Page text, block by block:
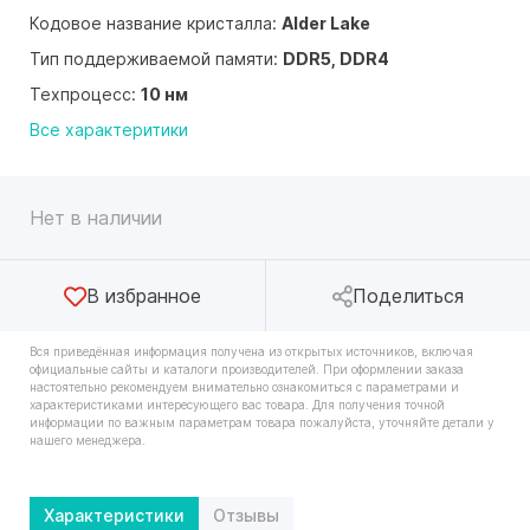
Кодовое название кристалла: Alder Lake
Тип поддерживаемой памяти: DDR5, DDR4
Техпроцесс: 10 нм
Все характеритики
Нет в наличии
В избранное Поделиться
Вся приведённая информация получена из открытых источников, включая
официальные сайты и каталоги производителей. При оформлении заказа
настоятельно рекомендуем внимательно ознакомиться с параметрами и
характеристиками интересующего вас товара. Для получения точной
информации по важным параметрам товара пожалуйста, уточняйте детали у
нашего менеджера.
Характеристики Отзывы